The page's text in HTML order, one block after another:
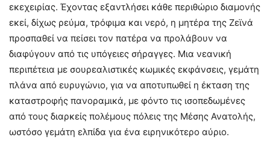
εκεχειρίας. Έχοντας εξαντλήσει κάθε περιθώριο διαμονής
εκεί, δίχως ρεύμα, τρόφιμα και νερό, η μητέρα της Ζεϊνά
προσπαθεί να πείσει τον πατέρα να προλάβουν να
διαφύγουν από τις υπόγειες σήραγγες. Μια νεανική
περιπέτεια με σουρεαλιστικές κωμικές εκφάνσεις, γεμάτη
πλάνα από ευρυγώνιο, για να αποτυπωθεί η έκταση της
καταστροφής πανοραμικά, με φόντο τις ισοπεδωμένες
από τους διαρκείς πολέμους πόλεις της Μέσης Ανατολής,
ωστόσο γεμάτη ελπίδα για ένα ειρηνικότερο αύριο.